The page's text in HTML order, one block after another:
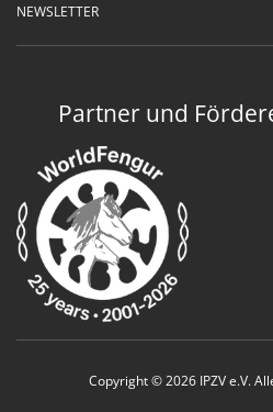
NEWSLETTER
Partner und
Copyright © 2026 IPZV e.V.